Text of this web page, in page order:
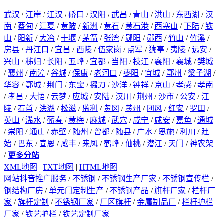
武汉 / 江岸 / 江汉 /硚口 /汉阳 /武昌 / 青山 / 洪山 / 东西湖 /汉
南 /蔡甸 / 江夏 /黄陂 /新洲 /黄石 /黄石港 / 西塞山 /下陆 /铁
山 / 阳新 / 大冶 /十堰 /茅箭 / 张湾 / 郧阳 / 郧西 /竹山 /竹溪 /
房县 /丹江口 / 宜昌 / 西陵 /伍家岗 / 点军 /猇亭 / 夷陵 /远安 /
兴山 /秭归 /长阳 / 五峰 / 宜都 / 当阳 /枝江 /襄阳 /襄城 /樊城
/襄州 / 南漳 /谷城 /保康 /老河口 /枣阳 / 宜城 /鄂州 / 梁子湖 /
华容 /鄂城 /荆门 / 东宝 /掇刀 /沙洋 /钟祥 / 京山 /孝感 /孝南
/孝昌 / 大悟 /云梦 / 应城 / 安陆 /汉川 /荆州 /沙市 / 公安 / 江
陵 /石首 / 洪湖 /松滋 / 监利 /黄冈 /黄州 / 团风 /红安 / 罗田 /
英山 /浠水 /蕲春 /黄梅 /麻城 /武穴 / 咸宁 / 咸安 / 嘉鱼 /通城
/ 崇阳 /通山 /赤壁 / 随州 / 曾都 / 随县 / 广水 / 恩施 /利川 / 建
始 / 巴东 / 宣恩 / 咸丰 / 来凤 /鹤峰 /仙桃 /潜江 / 天门 /神农架
/ 更多分站
XML地图 | TXT地图 | HTML地图
网站抖音推广服务 / 不锈钢 / 不锈钢生产厂家 / 不锈钢宣传栏 /
钢结构厂房 /单元门定制生产 / 不锈钢产品 /旗杆厂家 /栏杆厂
家 /旗杆定制 / 不锈钢厂家 / 厂区旗杆 /金属制品厂 /栏杆护栏
厂家 /铁艺护栏 /铁艺定制厂家